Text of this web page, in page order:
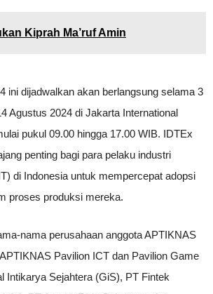
Kiprah Ma’ruf Amin
ini dijadwalkan akan berlangsung selama 3
Agustus 2024 di Jakarta International
pukul 09.00 hingga 17.00 WIB. IDTEx
penting bagi para pelaku industri
di Indonesia untuk mempercepat adopsi
proses produksi mereka.
nama perusahaan anggota APTIKNAS
Pavilion ICT dan Pavilion Game
Intikarya Sejahtera (GiS), PT Fintek